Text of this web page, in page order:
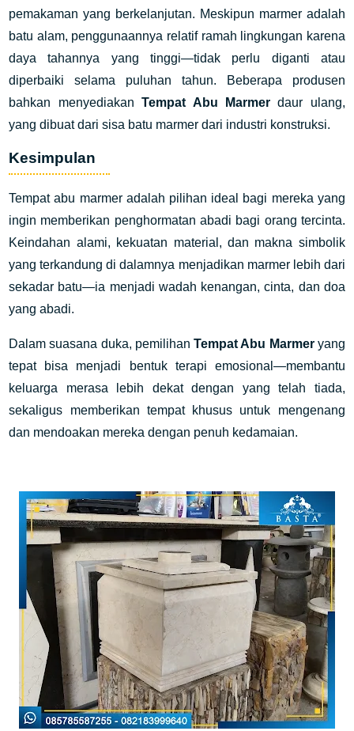
pemakaman yang berkelanjutan. Meskipun marmer adalah
batu alam, penggunaannya relatif ramah lingkungan karena
daya tahannya yang tinggi—tidak perlu diganti atau
diperbaiki selama puluhan tahun. Beberapa produsen
bahkan menyediakanTempat Abu Marmerdaur ulang,
yang dibuat dari sisa batu marmer dari industri konstruksi.
Kesimpulan
Tempat abu marmer adalah pilihan ideal bagi mereka yang
ingin memberikan penghormatan abadi bagi orang tercinta.
Keindahan alami, kekuatan material, dan makna simbolik
yang terkandung di dalamnya menjadikan marmer lebih dari
sekadar batu—ia menjadi wadah kenangan, cinta, dan doa
yang abadi.
Dalam suasana duka, pemilihanTempat Abu Marmeryang
tepat bisa menjadi bentuk terapi emosional—membantu
keluarga merasa lebih dekat dengan yang telah tiada,
sekaligus memberikan tempat khusus untuk mengenang
dan mendoakan mereka dengan penuh kedamaian.